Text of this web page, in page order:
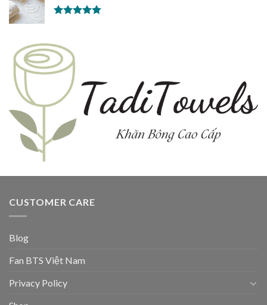
sao
CUSTOMER CARE
Blog
Fan BTS Việt Nam
Privacy Policy